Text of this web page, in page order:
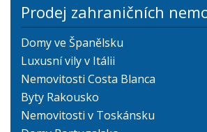
Prodej zahraničních
Domy ve Španělsku
Luxusní vily v Itálii
Nemovitosti Costa Blanca
Byty Rakousko
Nemovitosti v Toskánsku